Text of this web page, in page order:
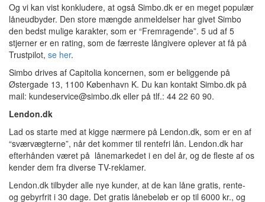
Og vi kan vist konkludere, at også Simbo.dk er en meget populær
låneudbyder. Den store mængde anmeldelser har givet Simbo
den bedst mulige karakter, som er “Fremragende”. 5 ud af 5
stjerner er en rating, som de færreste långivere oplever at få på
Trustpilot, se her.
Simbo drives af Capitolia koncernen, som er beliggende på
Østergade 13, 1100 København K. Du kan kontakt Simbo.dk på
mail: kundeservice@simbo.dk eller på tlf.: 44 22 60 90.
Lendon.dk
Lad os starte med at kigge nærmere på Lendon.dk, som er en af
“sværvægterne”, når det kommer til rentefri lån. Lendon.dk har
efterhånden været på lånemarkedet i en del år, og de fleste af os
kender dem fra diverse TV-reklamer.
Lendon.dk tilbyder alle nye kunder, at de kan låne gratis, rente-
og gebyrfrit i 30 dage. Det gratis lånebeløb er op til 6000 kr., og